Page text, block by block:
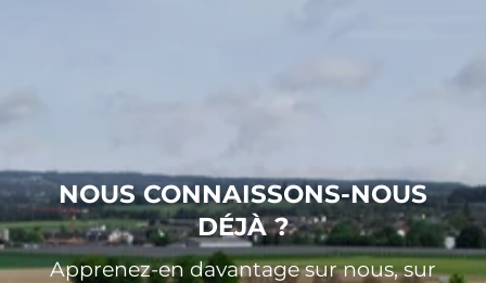
NOUS CONNAISSONS-NOUS
DÉJÀ ?
Apprenez-en davantage sur nous, sur